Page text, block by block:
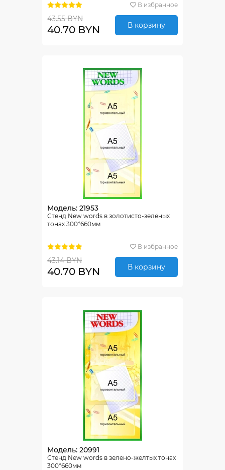
В избранное
43.55 BYN
40.70 BYN В корзину
Модель: 21953
Стенд New words в золотисто-зелёных
тонах 300*660мм
В избранное
43.14 BYN
40.70 BYN В корзину
Модель: 20991
Стенд New words в зелено-желтых тонах
300*660мм